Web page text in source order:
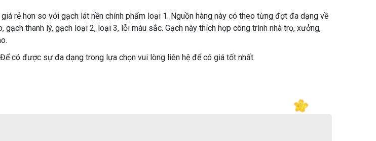
rẻ hơn so với gạch lát nền chính phẩm loại 1. Nguồn hàng này có theo từng đợt đa dạng về
thanh lý, gạch loại 2, loại 3, lỗi màu sắc. Gạch này thích hợp công trình nhà trọ, xưởng,
có được sự đa dạng trong lựa chọn vui lòng liên hệ để có giá tốt nhất.